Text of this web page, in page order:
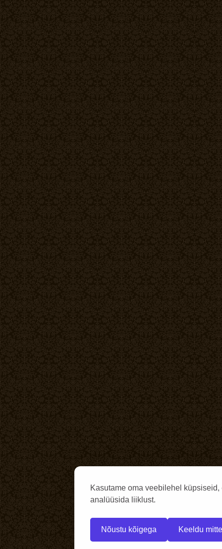
Kasutame oma veebilehel
analüüsida liiklust.
Nõustu kõigega Keeldu